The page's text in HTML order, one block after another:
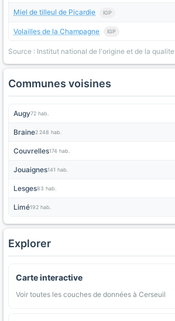
Miel de tilleul de Picardie IGP
Volailles de la Champagne IGP
Source : Institut national de l'origine et de la qualite
Communes voisines
Augy72 hab.
Braine2 248 hab.
Couvrelles174 hab.
Jouaignes141 hab.
Lesges83 hab.
Limé192 hab.
Explorer
Carte interactive
Voir toutes les couches de données à Cerseuil